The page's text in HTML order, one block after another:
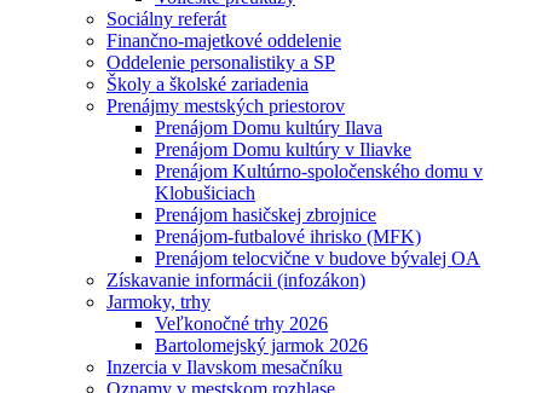
Sociálny referát
Finančno-majetkové oddelenie
Oddelenie personalistiky a SP
Školy a školské zariadenia
Prenájmy mestských priestorov
Prenájom Domu kultúry Ilava
Prenájom Domu kultúry v Iliavke
Prenájom Kultúrno-spoločenského domu v
Klobušiciach
Prenájom hasičskej zbrojnice
Prenájom-futbalové ihrisko (MFK)
Prenájom telocvične v budove bývalej OA
Získavanie informácii (infozákon)
Jarmoky, trhy
Veľkonočné trhy 2026
Bartolomejský jarmok 2026
Inzercia v Ilavskom mesačníku
Oznamy v mestskom rozhlase